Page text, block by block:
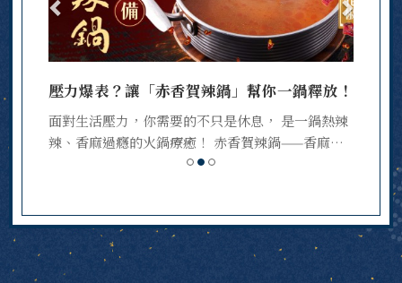
壓力爆表？讓「赤香賀辣鍋」幫你一鍋釋放！
面對生活壓力，你需要的不只是休息， 是一鍋熱辣
辣、香麻過癮的火鍋療癒！ 赤香賀辣鍋——香麻帶